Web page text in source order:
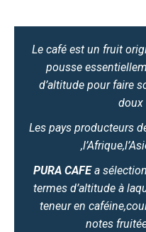
Le café est un fruit
pousse
d’altitude pour faire
doux
Les pays producteurs
PURA CAFEa
termes d’altitude à
teneur en
notes